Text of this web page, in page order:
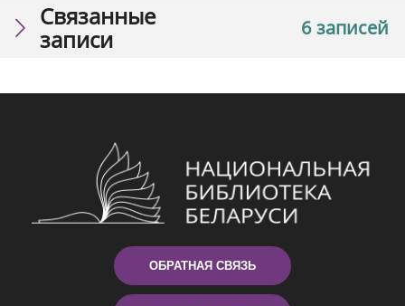
6 записей
Связанные
записи
ОБРАТНАЯ СВЯЗЬ